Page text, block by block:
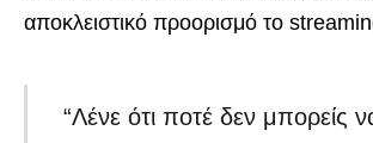
αποκλειστικό προορισμό το
“Λένε ότι ποτέ δεν μπορείς